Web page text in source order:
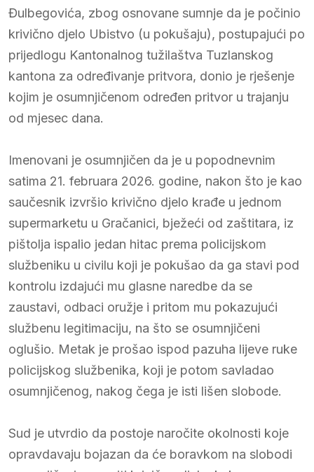
Đulbegovića, zbog osnovane sumnje da je počinio
krivično djelo Ubistvo (u pokušaju), postupajući po
prijedlogu Kantonalnog tužilaštva Tuzlanskog
kantona za određivanje pritvora, donio je rješenje
kojim je osumnjičenom određen pritvor u trajanju
od mjesec dana.
Imenovani je osumnjičen da je u popodnevnim
satima 21. februara 2026. godine, nakon što je kao
saučesnik izvršio krivično djelo krađe u jednom
supermarketu u Gračanici, bježeći od zaštitara, iz
pištolja ispalio jedan hitac prema policijskom
službeniku u civilu koji je pokušao da ga stavi pod
kontrolu izdajući mu glasne naredbe da se
zaustavi, odbaci oružje i pritom mu pokazujući
službenu legitimaciju, na što se osumnjičeni
oglušio. Metak je prošao ispod pazuha lijeve ruke
policijskog službenika, koji je potom savladao
osumnjičenog, nakog čega je isti lišen slobode.
Sud je utvrdio da postoje naročite okolnosti koje
opravdavaju bojazan da će boravkom na slobodi